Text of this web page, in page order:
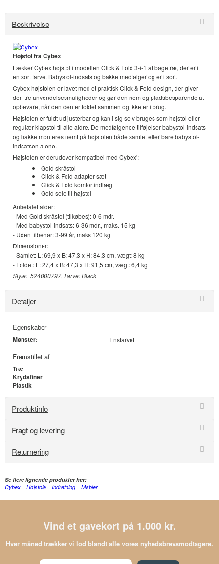
Beskrivelse
Højstol fra Cybex
Lækker Cybex højstol i modellen Click & Fold 3-i-1 af bøgetræ, der er i
en sort farve. Babystol-indsats og bakke medfølger og er i sort.
Cybex højstolen er lavet med et praktisk Click & Fold-design, der giver
den tre anvendelsesmuligheder og gør den nem og pladsbesparende at
opbevare, når den den er foldet sammen og ikke er i brug.
Højstolen er fuldt ud justerbar og kan i sig selv bruges som højstol eller
regulær klapstol til alle aldre. De medfølgende tilføjelser babystol-indsats
og bakke monteres nemt på højstolen både samlet eller bare babystol-
indsatsen alene.
Højstolen er derudover kompatibel med Cybex':
Gold skråstol
Click & Fold adapter-sæt
Click & Fold komfortindlæg
Gold sele til højstol
Anbefalet alder:
- Med Gold skråstol (tilkøbes): 0-6 mdr.
- Med babystol-indsats: 6-36 mdr., maks. 15 kg
- Uden tilbehør: 3-99 år, maks 120 kg
Dimensioner:
- Samlet: L: 69,9 x B: 47,3 x H: 84,3 cm, vægt: 8 kg
- Foldet: L: 27,4 x B: 47,3 x H: 91,5 cm, vægt: 6,4 kg
Style: 524000797, Farve: Black
Detaljer
Egenskaber
Mønster: Ensfarvet
Fremstillet af
Træ
Krydsfiner
Plastik
Produktinfo
Fragt og levering
Returnering
Se flere lignende produkter her:
Cybex
Højstole Indretning Møbler
Vind et gavekort på 1.000 kr.
Hver måned trækker vi lod blandt alle vores nyhedsbrevsmodtagere.